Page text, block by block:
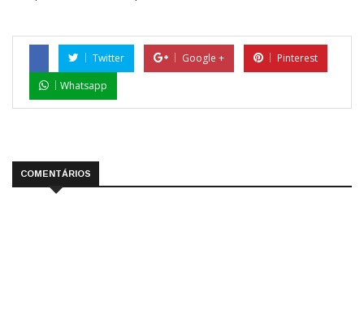
Twitter Google +
Pinterest
Whatsapp
COMENTÁRIOS